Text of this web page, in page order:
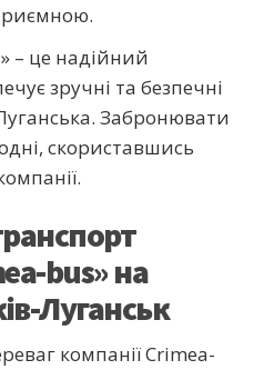
– це надійний
зручні та безпечні
Забронювати
скориставшись
bus» на
Луганськ
компанії Crimea-